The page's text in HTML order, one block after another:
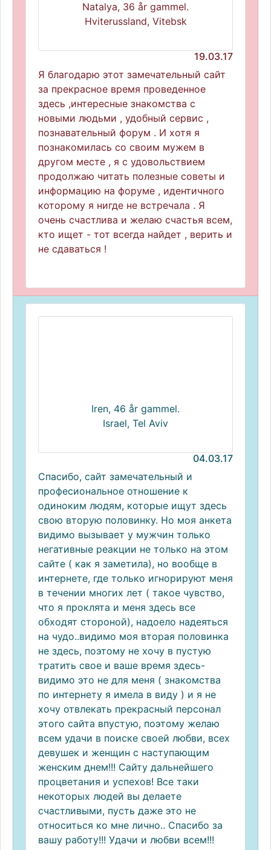
Natalya, 36 år gammel.
Hviterussland, Vitebsk
19.03.17
Я благодарю этот замечательный сайт
за прекрасное время проведенное
здесь ,интересные знакомства с
новыми людьми , удобный сервис ,
познавательный форум . И хотя я
познакомилась со своим мужем в
другом месте , я с удовольствием
продолжаю читать полезные советы и
информацию на форуме , идентичного
которому я нигде не встречала . Я
очень счастлива и желаю счастья всем,
кто ищет - тот всегда найдет , верить и
не сдаваться !
Iren, 46 år gammel.
Israel, Tel Aviv
04.03.17
Спасибо, сайт замечательный и
професиональное отношение к
одиноким людям, которые ищут здесь
свою вторую половинку. Но моя анкета
видимо вызывает у мужчин только
негативные реакции не только на этом
сайте ( как я заметила), но вообще в
интернете, где только игнорируют меня
в течении многих лет ( такое чувство,
что я проклята и меня здесь все
обходят стороной), надоело надеяться
на чудо..видимо моя вторая половинка
не здесь, поэтому не хочу в пустую
тратить свое и ваше время здесь-
видимо это не для меня ( знакомства
по интернету я имела в виду ) и я не
хочу отвлекать прекрасный персонал
этого сайта впустую, поэтому желаю
всем удачи в поиске своей любви, всех
девушек и женщин с наступающим
женским днем!!! Сайту дальнейшего
процветания и успехов! Все таки
некоторых людей вы делаете
счастливыми, пусть даже это не
относиться ко мне лично.. Спасибо за
вашу работу!!! Удачи и любви всем!!!